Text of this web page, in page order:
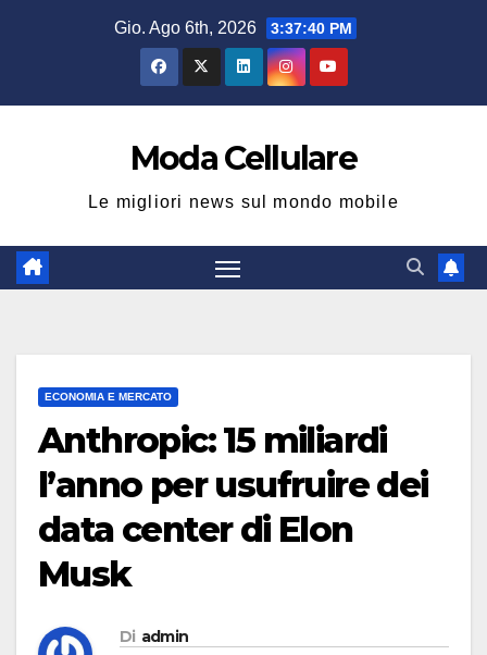
Gio. Ago 6th, 2026 3:37:41 PM
Moda Cellulare
Le migliori news sul mondo mobile
ECONOMIA E MERCATO
Anthropic: 15 miliardi
l’anno per usufruire dei
data center di Elon
Musk
Di admin